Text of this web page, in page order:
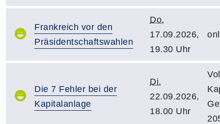
Frankreich vor den
Präsidentschaftswahlen
Do.
17.09.2026,
19.30 Uhr
Die 7 Fehler bei der
Kapitalanlage
Di.
22.09.2026,
18.00 Uhr